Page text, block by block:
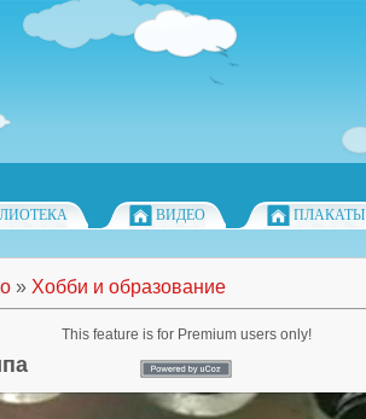
ВИДЕО ПЛАКАТЫ
» Хобби и образование
This feature is for Premium users only!